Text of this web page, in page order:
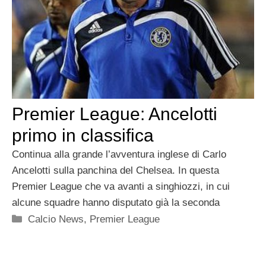
Premier League: Ancelotti
primo in classifica
Continua alla grande l’avventura inglese di Carlo
Ancelotti sulla panchina del Chelsea. In questa
Premier League che va avanti a singhiozzi, in cui
alcune squadre hanno disputato già la seconda
Categorie
Calcio News, Premier League